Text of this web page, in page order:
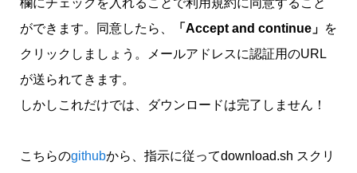
ができます。同意したら、
「Accept and continue」 を
クリックしましょう。メールアドレスに認証用のURL
が送られてきます。
しかしこれだけでは、ダウンロードは完了しません！
こちらのgithubから、指示に従ってdownload.sh スクリ